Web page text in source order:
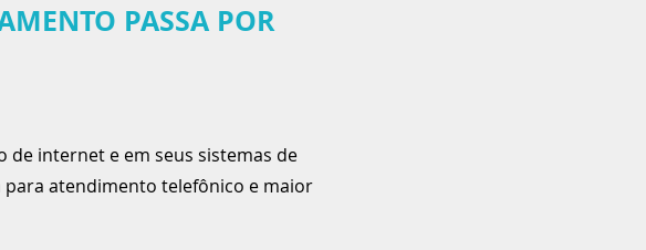
PASSA POR
internet e em seus sistemas de
atendimento telefônico e maior